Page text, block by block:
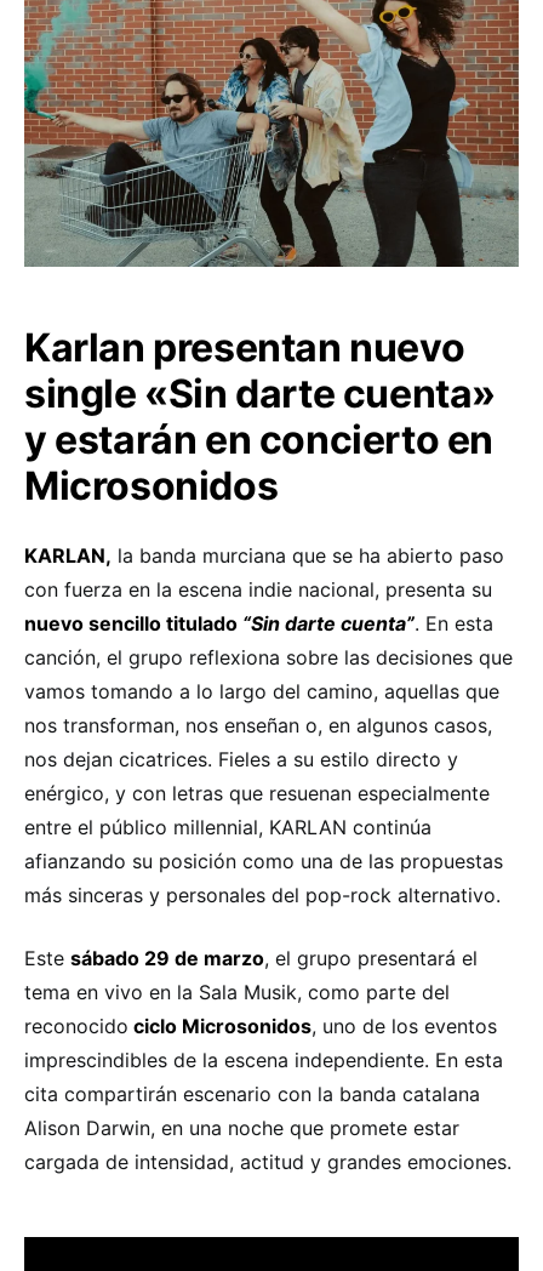
Karlan presentan nuevo
single «Sin darte cuenta»
y estarán en concierto en
Microsonidos
KARLAN, la banda murciana que se ha abierto paso
con fuerza en la escena indie nacional, presenta su
nuevo sencillo titulado “Sin darte cuenta”. En esta
canción, el grupo reflexiona sobre las decisiones que
vamos tomando a lo largo del camino, aquellas que
nos transforman, nos enseñan o, en algunos casos,
nos dejan cicatrices. Fieles a su estilo directo y
enérgico, y con letras que resuenan especialmente
entre el público millennial, KARLAN continúa
afianzando su posición como una de las propuestas
más sinceras y personales del pop-rock alternativo.
Este sábado 29 de marzo, el grupo presentará el
tema en vivo en la Sala Musik, como parte del
reconocido ciclo Microsonidos, uno de los eventos
imprescindibles de la escena independiente. En esta
cita compartirán escenario con la banda catalana
Alison Darwin, en una noche que promete estar
cargada de intensidad, actitud y grandes emociones.